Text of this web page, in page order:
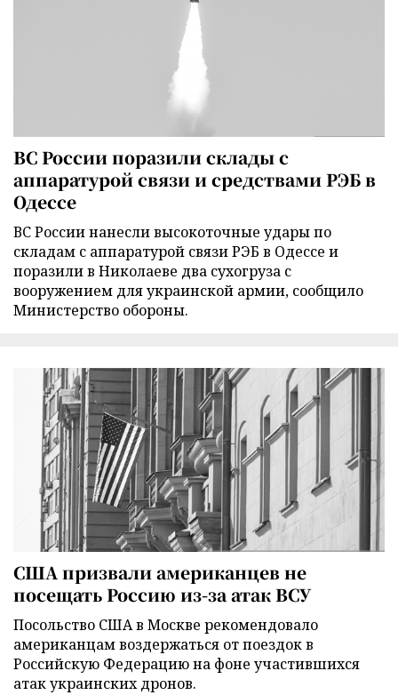
ВС России поразили склады с
аппаратурой связи и средствами РЭБ в
Одессе
ВС России нанесли высокоточные удары по
складам с аппаратурой связи РЭБ в Одессе и
поразили в Николаеве два сухогруза с
вооружением для украинской армии, сообщило
Министерство обороны.
США призвали американцев не
посещать Россию из-за атак ВСУ
Посольство США в Москве рекомендовало
американцам воздержаться от поездок в
Российскую Федерацию на фоне участившихся
атак украинских дронов.